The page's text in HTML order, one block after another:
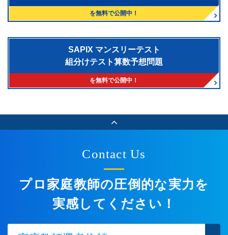
を無料で公開中！
SAPIX マンスリーテスト
組分けテスト算数予想問題
を無料で公開中！
Contact Us
プロ家庭教師の圧倒的な実力を
実感してください！